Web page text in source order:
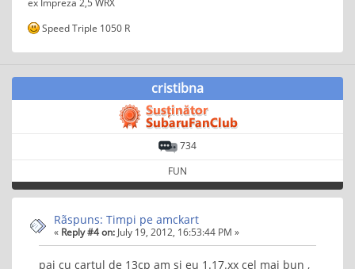
Speed Triple 1050 R
cristibna
734
FUN
Rãspuns: Timpi pe amckart
« Reply #4 on: July 19, 2012, 16:53:44 PM »
pai cu cartul de 13cp am si eu 1.17.xx cel mai bun ,